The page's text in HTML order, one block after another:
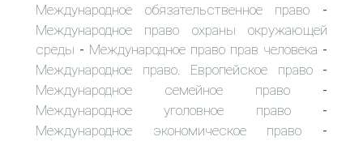
Международное обязательственное право -
Международное право охраны окружающей
среды - Международное право прав человека -
Международное право. Европейское право-
Международное семейное право -
Международное уголовное право-
Международное экономическое право -